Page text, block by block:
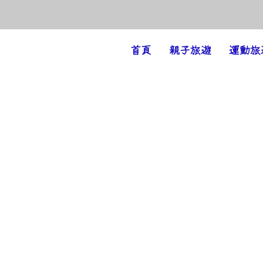
首頁 親子旅遊 運動旅